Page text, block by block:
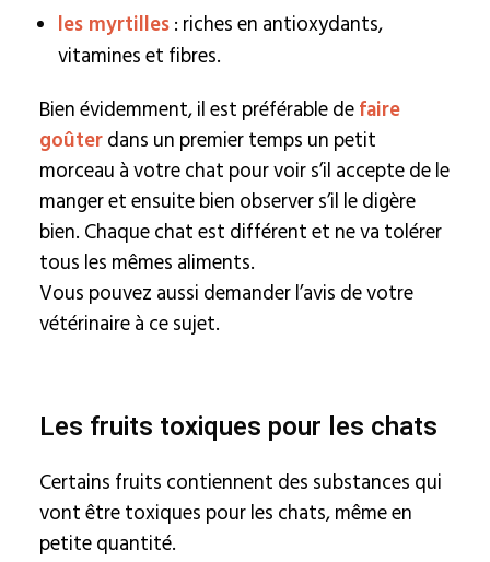
les myrtilles: riches en antioxydants,
vitamines et fibres.
Bien évidemment, il est préférable defaire
goûterdans un premier temps un petit
morceau à votre chat pour voir s’il accepte de le
manger et ensuite bien observer s’il le digère
bien. Chaque chat est différent et ne va tolérer
tous les mêmes aliments.
Vous pouvez aussi demander l’avis de votre
vétérinaire à ce sujet.
Les fruits toxiques pour les chats
Certains fruits contiennent des substances qui
vont être toxiques pour les chats, même en
petite quantité.